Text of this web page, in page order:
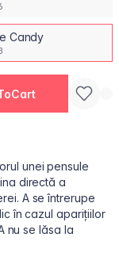
Candy
unei pensule
directă a
A se întrerupe
în cazul aparițiilor
nu se lăsa la